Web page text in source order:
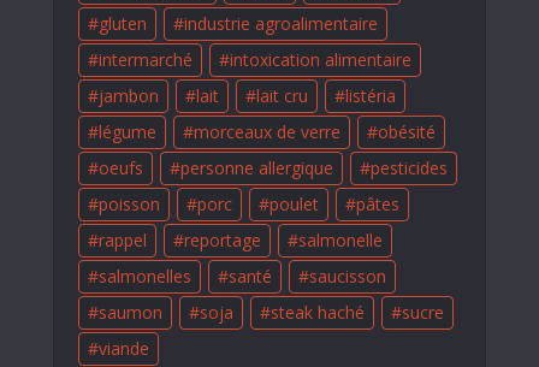
gluten
industrie agroalimentaire
intermarché
intoxication alimentaire
jambon
lait lait cru
listéria
légume
morceaux de verre
obésité
oeufs
personne allergique
pesticides
poisson
porc poulet
pâtes
rappel
reportage
salmonelle
salmonelles
santé
saucisson
saumon
soja steak haché
sucre
viande